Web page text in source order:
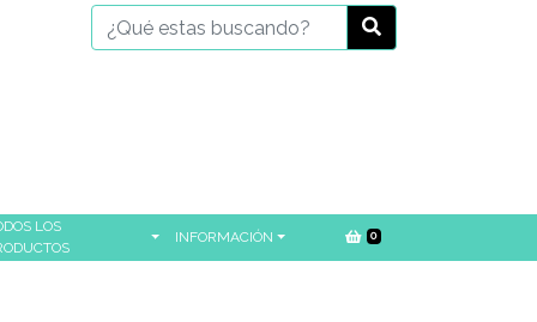
LOS
INFORMACIÓN 0